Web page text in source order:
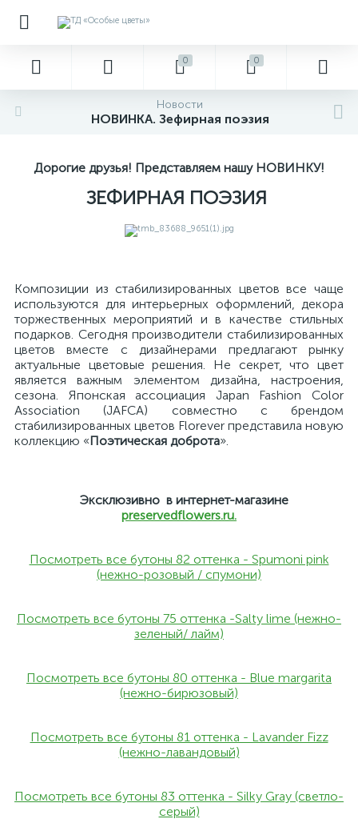
0 0
Новости
НОВИНКА. Зефирная поэзия
Дорогие друзья! Представляем нашу НОВИНКУ!
ЗЕФИРНАЯ ПОЭЗИЯ
Композиции из стабилизированных цветов все чаще
используются для интерьерных оформлений, декора
торжественных мероприятий и в качестве стильных
подарков. Сегодня производители стабилизированных
цветов вместе с дизайнерами предлагают рынку
актуальные цветовые решения. Не секрет, что цвет
является важным элементом дизайна, настроения,
сезона. Японская ассоциация Japan Fashion Color
Association (JAFCA) совместно с брендом
стабилизированных цветов Florever представила новую
коллекцию «Поэтическая доброта».
Эксклюзивно в интернет-магазине
preservedflowers.ru.
Посмотреть все бутоны 82 оттенка - Spumoni pink
(нежно-розовый / спумони)
Посмотреть все бутоны 75 оттенка -Salty lime (нежно-
зеленый/ лайм)
Посмотреть все бутоны 80 оттенка - Blue margarita
(нежно-бирюзовый)
Посмотреть все бутоны 81 оттенка - Lavander Fizz
(нежно-лавандовый)
Посмотреть все бутоны 83 оттенка - Silky Gray (светло-
серый)